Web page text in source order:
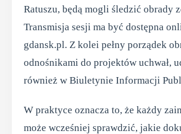
Ratuszu, będą mogli śledzić obrady
Transmisja sesji ma być dostępna
gdansk.pl. Z kolei pełny porządek
odnośnikami do projektów uchwał,
również w Biuletynie Informacji
W praktyce oznacza to, że każdy
może wcześniej sprawdzić, jakie